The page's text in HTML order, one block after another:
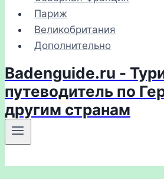
Париж
Великобритания
Дополнительно
Badenguide.ru -
путеводитель по
другим странам